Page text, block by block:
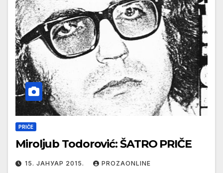
PRIČE
Miroljub Todorović: ŠATRO PRIČE
15. ЈАНУАР 2015. PROZAONLINE